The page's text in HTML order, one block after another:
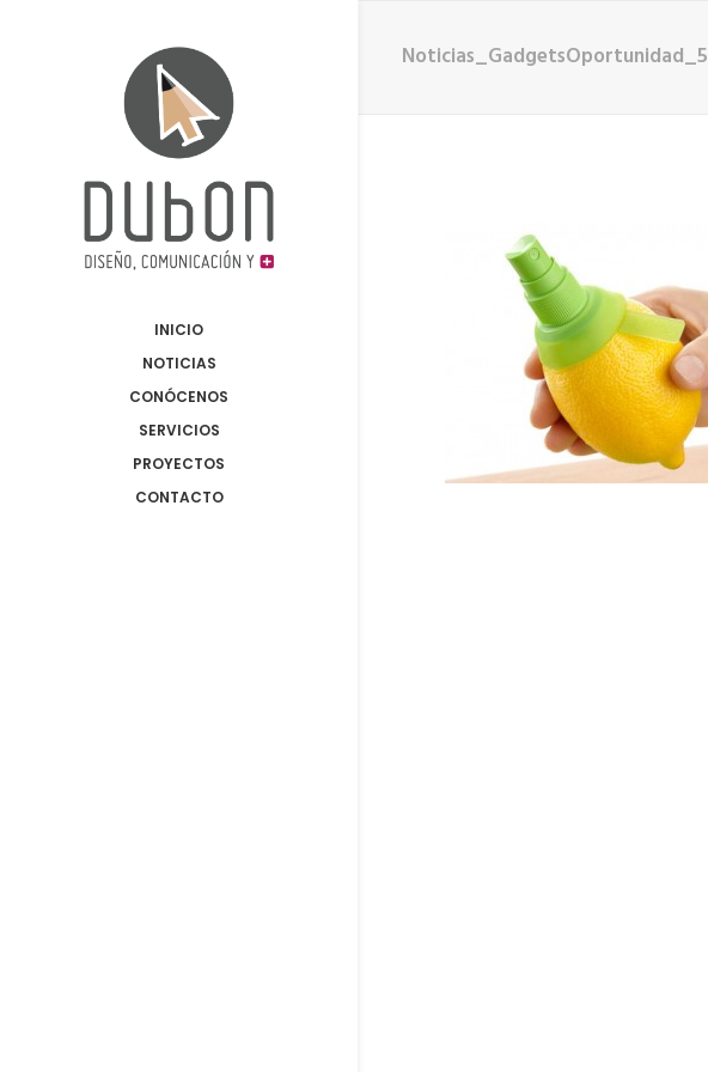
INICIO
NOTICIAS
CONÓCENOS
SERVICIOS
PROYECTOS
CONTACTO
Noticias_GadgetsOportunidad_5